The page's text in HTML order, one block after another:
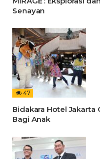
Senayan
47
Bidakara Hotel
Bagi Anak